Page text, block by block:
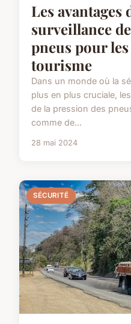
Les avantages
surveillance
pneus pour
tourisme
Dans un monde où la
plus en plus cruciale,
de la pression des
comme de...
28 mai 2024
SÉCURITÉ